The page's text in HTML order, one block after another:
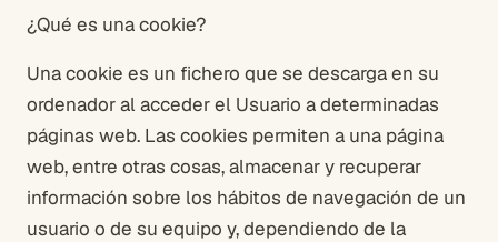
¿Qué es una cookie?
Una cookie es un fichero que se descarga en su
ordenador al acceder el Usuario a determinadas
páginas web. Las cookies permiten a una página
web, entre otras cosas, almacenar y recuperar
información sobre los hábitos de navegación de un
usuario o de su equipo y, dependiendo de la